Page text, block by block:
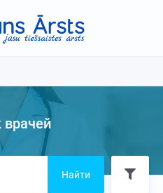
врачей
Найти